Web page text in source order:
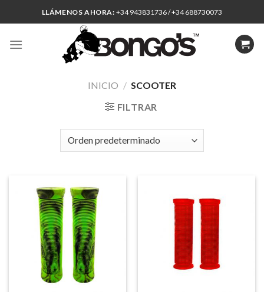
to
LLÁMENOS AHORA:+34 943831736 / +34 688730073
INICIO / SCOOTER
FILTRAR